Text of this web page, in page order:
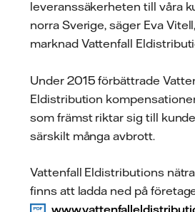
leveranssäkerheten till våra
norra Sverige, säger Eva
marknad Vattenfall
Under 2015 förbättrade
Eldistribution
som främst riktar sig till
särskilt många avbrott.
Vattenfall Eldistributions
finns att ladda ned på